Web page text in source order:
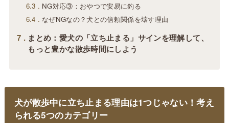
6.3
NG対応③：おやつで安易に釣る
6.4
なぜNGなの？犬との信頼関係を壊す理由
7
まとめ：愛犬の「立ち止まる」サインを理解して、
もっと豊かな散歩時間にしよう
犬が散歩中に立ち止まる理由は1つじゃない！考え
られる5つのカテゴリー